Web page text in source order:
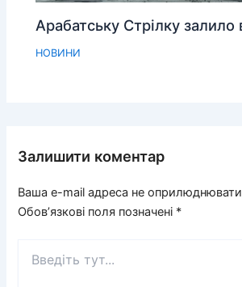
Арабатську Стрілку
НОВИНИ
Залишити коментар
Ваша e-mail адреса не
Обов’язкові поля позначені *
тут...